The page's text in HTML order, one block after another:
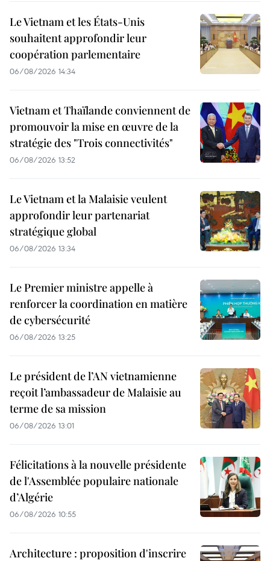
Le Vietnam et les États-Unis
souhaitent approfondir leur
coopération parlementaire
06/08/2026 14:34
Vietnam et Thaïlande conviennent de
promouvoir la mise en œuvre de la
stratégie des "Trois connectivités"
06/08/2026 13:52
Le Vietnam et la Malaisie veulent
approfondir leur partenariat
stratégique global
06/08/2026 13:34
Le Premier ministre appelle à
renforcer la coordination en matière
de cybersécurité
06/08/2026 13:25
Le président de l’AN vietnamienne
reçoit l’ambassadeur de Malaisie au
terme de sa mission
06/08/2026 13:01
Félicitations à la nouvelle présidente
de l'Assemblée populaire nationale
d’Algérie
06/08/2026 10:55
Architecture : proposition d'inscrire